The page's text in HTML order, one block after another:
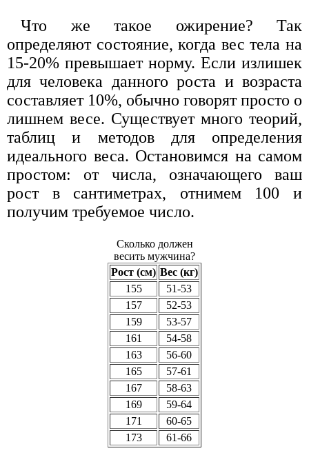
Что же такое ожирение? Так
определяют состояние, когда вес тела на
15-20% превышает норму. Если излишек
для человека данного роста и возраста
составляет 10%, обычно говорят просто о
лишнем весе. Существует много теорий,
таблиц и методов для определения
идеального веса. Остановимся на самом
простом: от числа, означающего ваш
рост в сантиметрах, отнимем 100 и
получим требуемое число.
Сколько должен
весить мужчина?
Рост (см) Вес (кг)
155
51-53
157
52-53
159
53-57
161
54-58
163
56-60
165
57-61
167
58-63
169
59-64
171
60-65
173
61-66